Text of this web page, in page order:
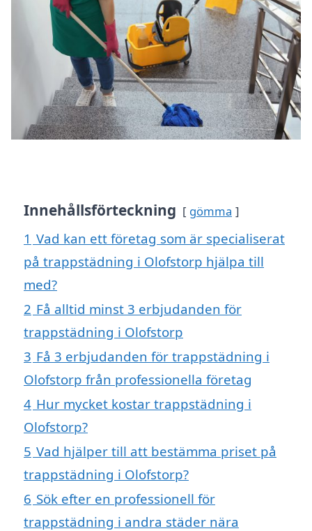
Innehållsförteckning gömma
1 Vad kan ett företag som är specialiserat
på trappstädning i Olofstorp hjälpa till
med?
2 Få alltid minst 3 erbjudanden för
trappstädning i Olofstorp
3 Få 3 erbjudanden för trappstädning i
Olofstorp från professionella företag
4 Hur mycket kostar trappstädning i
Olofstorp?
5 Vad hjälper till att bestämma priset på
trappstädning i Olofstorp?
6 Sök efter en professionell för
trappstädning i andra städer nära